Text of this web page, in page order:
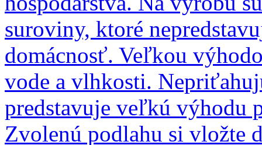
suroviny, ktoré
domácnosť. Veľkou
vode a vlhkosti.
predstavuje veľkú výhodu
Zvolenú podlahu si vložte